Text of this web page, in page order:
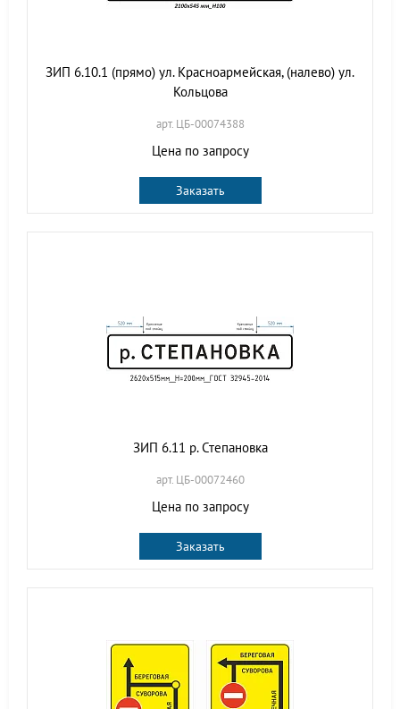
ЗИП 6.10.1 (прямо) ул. Красноармейская, (налево) ул.
Кольцова
арт. ЦБ-00074388
Цена по запросу
Заказать
ЗИП 6.11 р. Степановка
арт. ЦБ-00072460
Цена по запросу
Заказать